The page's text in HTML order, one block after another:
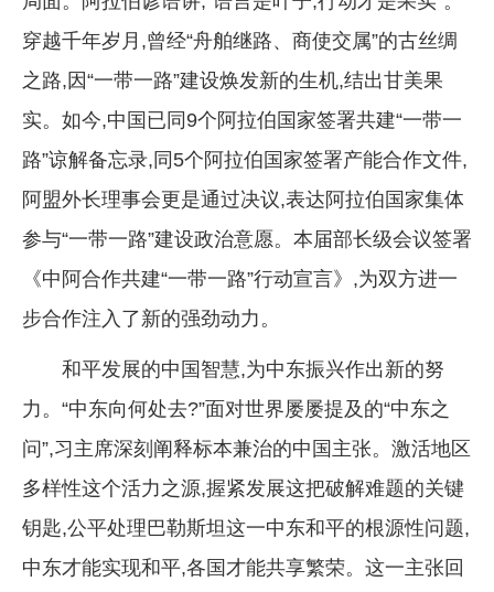
穿越千年岁月,曾经“舟舶继路、商使交属”的古丝绸
之路,因“一带一路”建设焕发新的生机,结出甘美果
实。如今,中国已同9个阿拉伯国家签署共建“一带一
路”谅解备忘录,同5个阿拉伯国家签署产能合作文件,
阿盟外长理事会更是通过决议,表达阿拉伯国家集体
参与“一带一路”建设政治意愿。本届部长级会议签署
《中阿合作共建“一带一路”行动宣言》,为双方进一
步合作注入了新的强劲动力。
和平发展的中国智慧,为中东振兴作出新的努
力。“中东向何处去?”面对世界屡屡提及的“中东之
问”,习主席深刻阐释标本兼治的中国主张。激活地区
多样性这个活力之源,握紧发展这把破解难题的关键
钥匙,公平处理巴勒斯坦这一中东和平的根源性问题,
中东才能实现和平,各国才能共享繁荣。这一主张回